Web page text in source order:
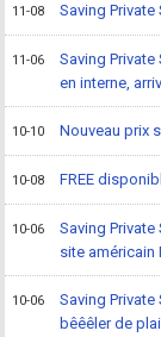
11-08 Saving
11-06
Saving
en interne,
10-10 Nouveau prix
10-08 FREE
10-06
Saving
site américain
10-06
Saving Private
bêêêler de